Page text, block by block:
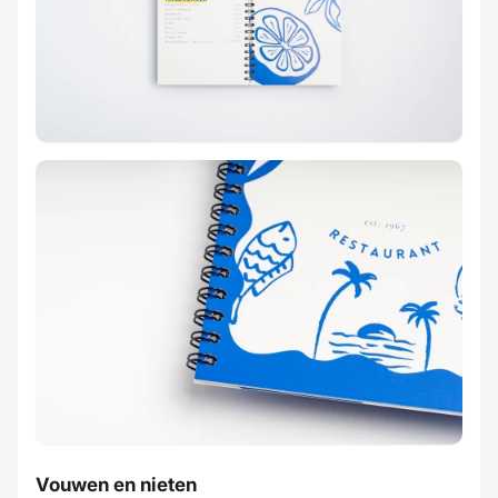
Vouwen en nieten